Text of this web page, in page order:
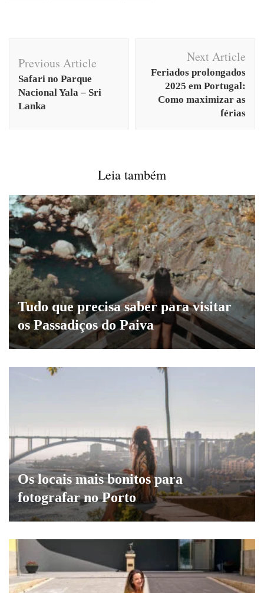
Navigation
Previous Article
Safari no Parque
Nacional Yala – Sri
Lanka
Next Article
Feriados prolongados
2025 em Portugal:
Como maximizar as
férias
Leia também
Tudo que precisa saber para visitar
os Passadiços do Paiva
Os locais mais bonitos para
fotografar no Porto